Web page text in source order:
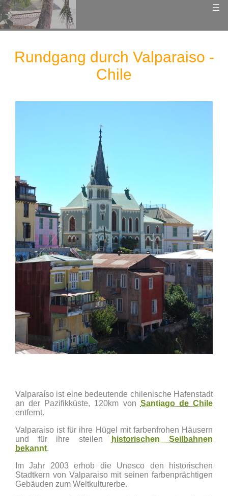
☰
Rundgang durch Valparaiso -
Chile
Valparaíso ist eine bedeutende chilenische Hafenstadt
an der Pazifikküste, 120km von Santiago de Chile
entfernt.
Valparaiso ist für ihre Hügel mit farbenfrohen Häusern
und für ihre steilen
historischen Seilbahnen
bekannt.
Im Jahr 2003 erhob die Unesco den historischen
Stadtkern von Valparaiso mit seinen farbenprächtigen
Gebäuden zum Weltkulturerbe.